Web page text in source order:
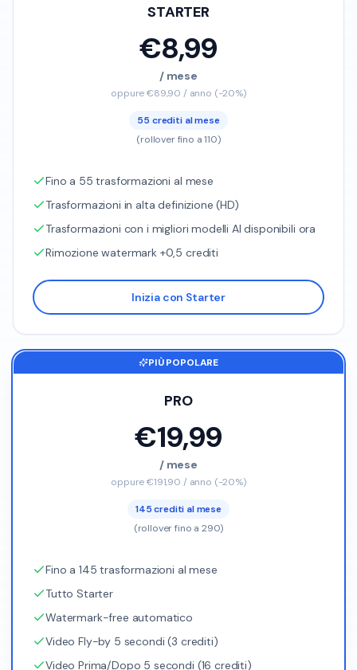
STARTER
€8,99
/ mese
oppure €89,90 / anno (-20%)
55 crediti al mese
(rollover fino a 110)
Fino a 55 trasformazioni al mese
Trasformazioni in alta definizione (HD)
Trasformazioni con i migliori modelli AI disponibili ora
Rimozione watermark +0,5 crediti
Inizia con Starter
PIÙ POPOLARE
PRO
€19,99
/ mese
oppure €191,90 / anno (-20%)
145 crediti al mese
(rollover fino a 290)
Fino a 145 trasformazioni al mese
Tutto Starter
Watermark-free automatico
Video Fly-by 5 secondi (3 crediti)
Video Prima/Dopo 5 secondi (16 crediti)